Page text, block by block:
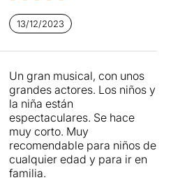
Són actors molt complets.
Estan molt complementats i
sincronitzats. Brutal!
L'obra narra la història
d'Oliver, un nen orfe que és
expulsat de l'hospici i
recorre un llarg camí per
arribar a Londres a la
recerca d'una vida millor.
En aquesta nova versió
13/12/2023
Un gran musical, con unos
grandes actores. Los niños y
la niña están
espectaculares. Se hace
muy corto. Muy
recomendable para niños de
cualquier edad y para ir en
familia.